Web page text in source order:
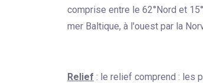
comprise entre le 62°Nord et
mer Baltique, à l'ouest par la
Relief : le relief comprend : les